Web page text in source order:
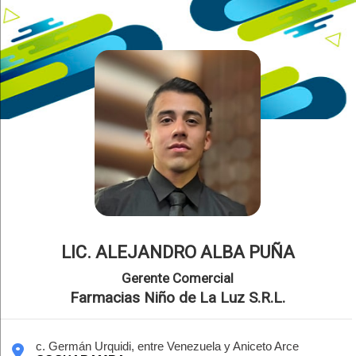
LIC. ALEJANDRO ALBA PUÑA
Gerente Comercial
Farmacias Niño de La Luz S.R.L.
c. Germán Urquidi, entre Venezuela y Aniceto Arce